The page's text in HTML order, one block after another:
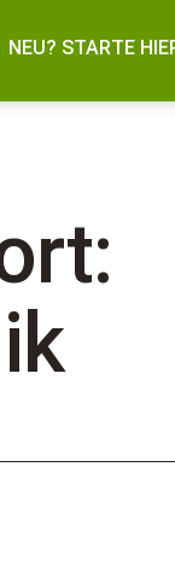
NEU? STARTE